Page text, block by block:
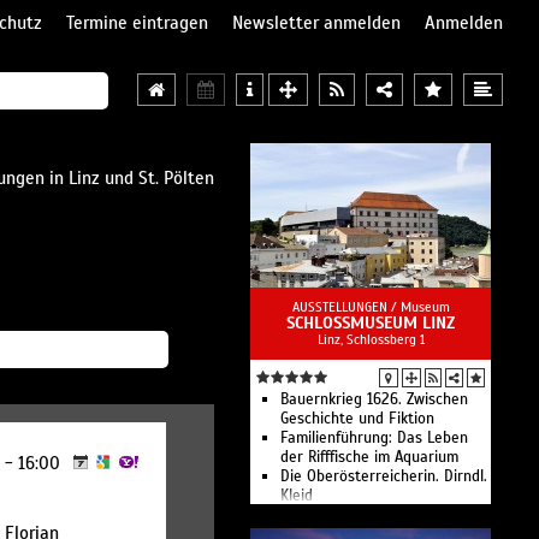
Termine eintragen Newsletter anmelden
Anmelden
in Linz und St. Pölten
- 16:00
Florian
AUSSTELLUNGEN / Museum
SCHLOSSMUSEUM LINZ
Linz, Schlossberg 1
Bauern­krieg 1626. Zwischen
Geschichte und Fiktion
Familien­führung: Das Leben
der Rifffische im Aquarium
Die Oberösterreicherin. Dirndl.
Kleid
Sepp Auer - Linie · Fläche ·